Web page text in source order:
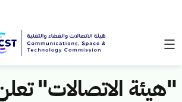
"هيئة الاتصالات"